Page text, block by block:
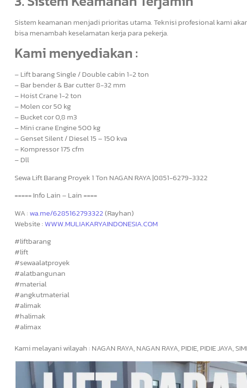
Sistem keamanan menjadi prioritas utama. Teknisi profesional kami
bisa menambah keselamatan kerja para pekerja.
Kami menyediakan :
– Lift barang Single / Double cabin 1-2 ton
– Bar bender & Bar cutter 8-32 mm
– Hoist Crane 1-2 ton
– Molen cor 50 kg
– Bucket cor 0,8 m3
– Mini crane Engine 500 kg
– Genset Silent / Diesel 15 – 150 kva
– Kompressor 175 cfm
– Dll
Sewa Lift Barang Proyek 1 Ton NAGAN RAYA |0851-6279-3322
===== Info Lain – Lain ====
WA : wa.me/6285162793322(Rayhan)
Website : WWW.MULIAKARYAINDONESIA.COM
#liftbarang
#lift
#sewaalatproyek
#alatbangunan
#material
#angkutmaterial
#alimak
#halimak
#alimax
Kami melayani wilayah : NAGAN RAYA, NAGAN RAYA, PIDIE, PIDIE JAYA,